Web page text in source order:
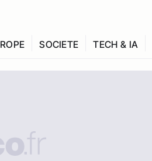
SOCIETE TECH & IA